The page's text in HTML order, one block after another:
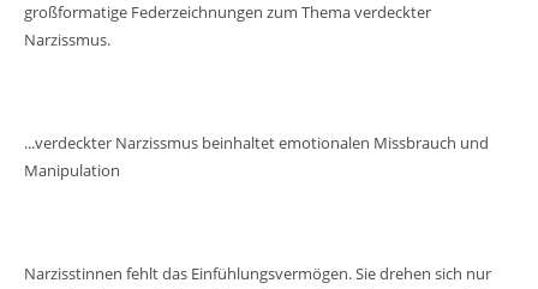
großformatige Federzeichnungen zum Thema verdeckter
Narzissmus.
...verdeckter Narzissmus beinhaltet emotionalen Missbrauch und
Manipulation
Narzisstinnen fehlt das Einfühlungsvermögen. Sie drehen sich nur